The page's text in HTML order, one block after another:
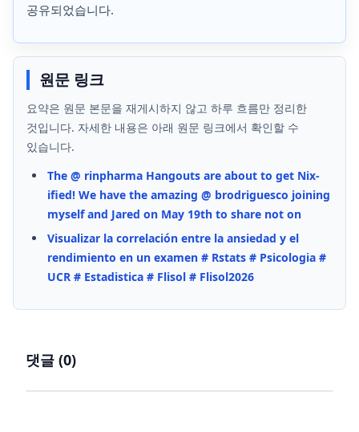
공유되었습니다.
원문 링크
요약은 원문 본문을 재게시하지 않고 하루 흐름만 정리한
것입니다. 자세한 내용은 아래 원문 링크에서 확인할 수
있습니다.
The @ rinpharma Hangouts are about to get Nix-
ified! We have the amazing @ brodriguesco joining
myself and Jared on May 19th to share not on
Visualizar la correlación entre la ansiedad y el
rendimiento en un examen # Rstats # Psicologia #
UCR # Estadistica # Flisol # Flisol2026
댓글 (0)